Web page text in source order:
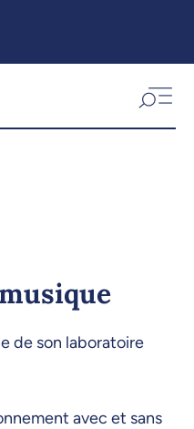
de son laboratoire
avec et sans